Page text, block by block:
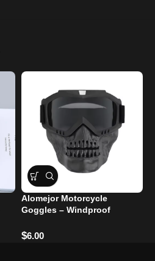
Alomejor Motorcycle
Goggles – Windproof
$6.00